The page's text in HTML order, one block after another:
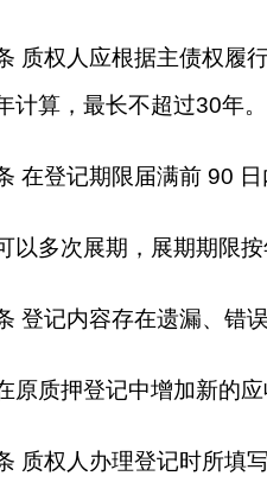
质权人应根据主债权履
计算，最长不超过30年。
在登记期限届满前 90 日
以多次展期，展期期限
登记内容存在遗漏、错
原质押登记中增加新的
质权人办理登记时所填